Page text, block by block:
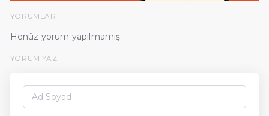
YORUMLAR
Henüz yorum yapılmamış.
YORUM YAZ